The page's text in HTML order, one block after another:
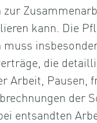
kann. Die
die
Arbeit, Pausen,
der
entsandten